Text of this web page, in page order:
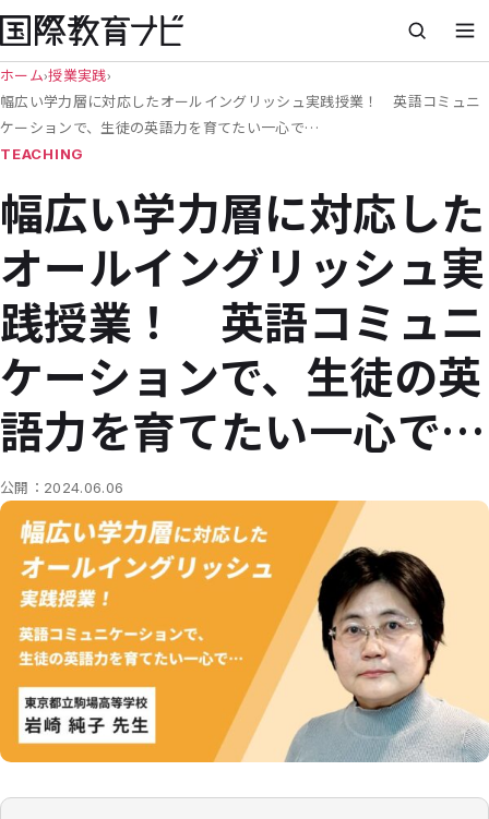
ホーム›授業実践›
幅広い学力層に対応したオールイングリッシュ実践授業！ 英語コミュニ
ケーションで、生徒の英語力を育てたい一心で…
TEACHING
幅広い学力層に対応した
オールイングリッシュ実
践授業！ 英語コミュニ
ケーションで、生徒の英
語力を育てたい一心で…
公開： 2024.06.06